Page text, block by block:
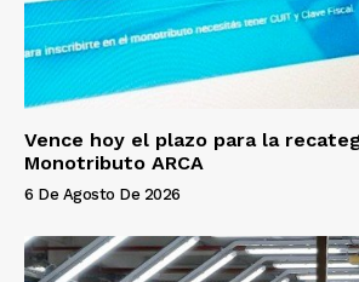
Vence hoy el plazo para la
Monotributo ARCA
6 De Agosto De 2026